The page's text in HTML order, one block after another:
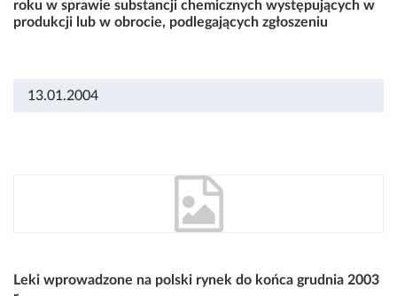
roku w sprawie substancji chemicznych występujących w
produkcji lub w obrocie, podlegających zgłoszeniu
13.01.2004
Leki wprowadzone na polski rynek do końca grudnia 2003